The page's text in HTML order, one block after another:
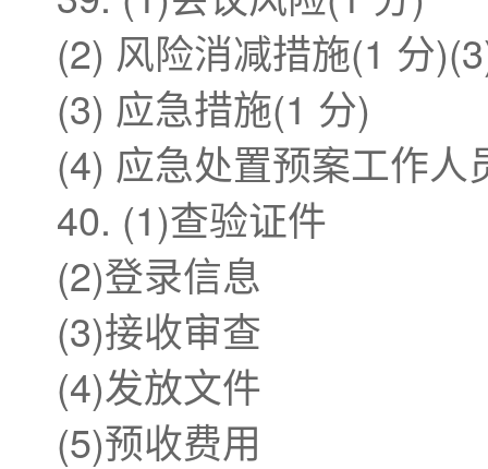
(2) 风险消减措施(1 分
(3) 应急措施(1 分)
(4) 应急处置预案工作
40. (1)查验证件
(2)登录信息
(3)接收审查
(4)发放文件
(5)预收费用